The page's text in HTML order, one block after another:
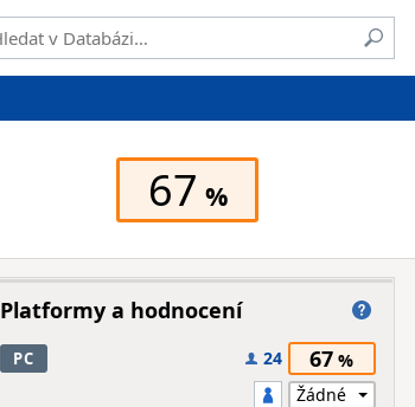
67
Platformy a hodnocení
PC 24 67